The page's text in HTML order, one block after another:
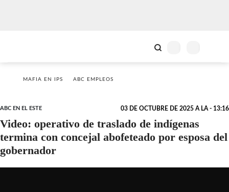
MAFIA EN IPS ABC EMPLEOS
ABC EN EL ESTE 03 DE OCTUBRE DE 2025 A LA - 13:16
Video: operativo de traslado de indígenas
termina con concejal abofeteado por esposa del
gobernador